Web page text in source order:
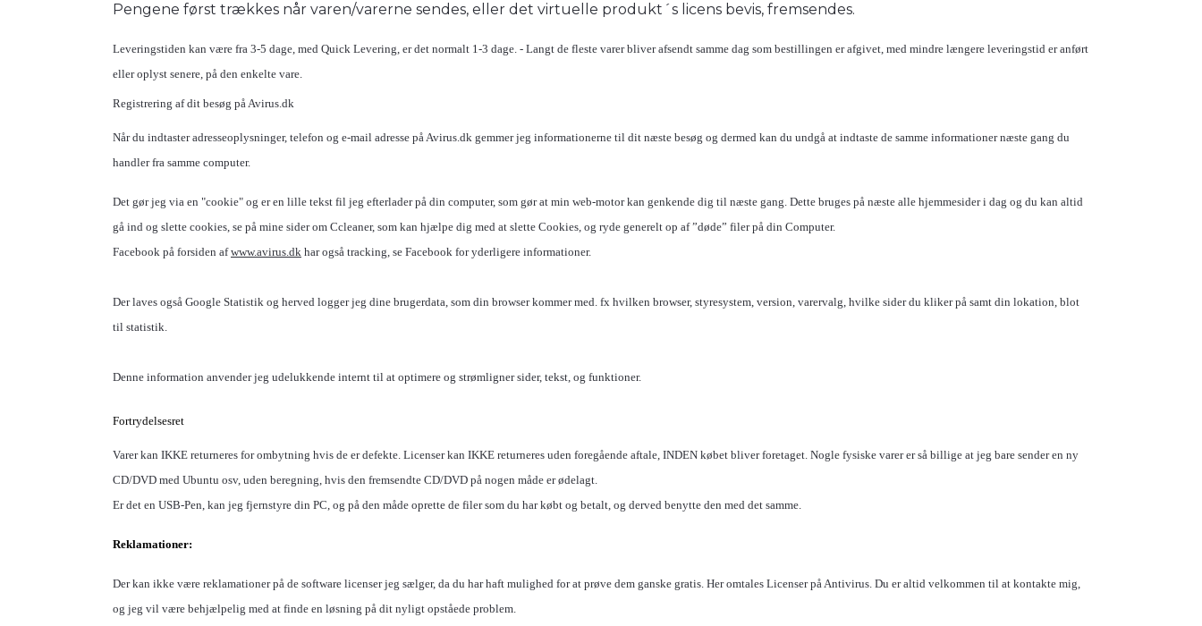
Pengene først trækkes når varen/varerne sendes, eller det virtuelle produkt´s licens bevis, fremsendes.
Leveringstiden kan være fra 3-5 dage, med Quick Levering, er det normalt 1-3 dage. - Langt de fleste varer bliver afsendt samme dag som bestillingen er afgivet, med mindre længere leveringstid er anført
eller oplyst senere, på den enkelte vare.
Registrering af dit besøg på Avirus.dk
Når du indtaster adresseoplysninger, telefon og e-mail adresse på Avirus.dk gemmer jeg informationerne til dit næste besøg og dermed kan du undgå at indtaste de samme informationer næste gang du
handler fra samme computer.
Det gør jeg via en "cookie" og er en lille tekst fil jeg efterlader på din computer, som gør at min web-motor kan genkende dig til næste gang. Dette bruges på næste alle hjemmesider i dag og du kan altid
gå ind og slette cookies, se på mine sider om Ccleaner, som kan hjælpe dig med at slette Cookies, og ryde generelt op af ”døde” filer på din Computer.
Facebook på forsiden afwww.avirus.dk har også tracking, se Facebook for yderligere informationer.
Der laves også Google Statistik og herved logger jeg dine brugerdata, som din browser kommer med. fx hvilken browser, styresystem, version, varervalg, hvilke sider du kliker på samt din lokation, blot
til statistik.
Denne information anvender jeg udelukkende internt til at optimere og strømligner sider, tekst, og funktioner.
Fortrydelsesret
Varer kan IKKE returneres for ombytning hvis de er defekte. Licenser kan IKKE returneres uden foregående aftale, INDEN købet bliver foretaget. Nogle fysiske varer er så billige at jeg bare sender en ny
CD/DVD med Ubuntu osv, uden beregning, hvis den fremsendte CD/DVD på nogen måde er ødelagt.
Er det en USB-Pen, kan jeg fjernstyre din PC, og på den måde oprette de filer som du har købt og betalt, og derved benytte den med det samme.
Reklamationer:
Der kan ikke være reklamationer på de software licenser jeg sælger, da du har haft mulighed for at prøve dem ganske gratis. Her omtales Licenser på Antivirus. Du er altid velkommen til at kontakte mig,
og jeg vil være behjælpelig med at finde en løsning på dit nyligt opståede problem.